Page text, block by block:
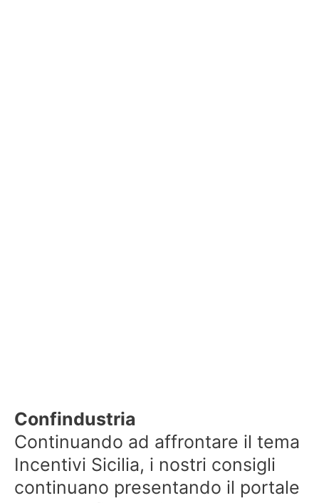
Confindustria
Continuando ad affrontare il tema
Incentivi Sicilia, i nostri consigli
continuano presentando il portale